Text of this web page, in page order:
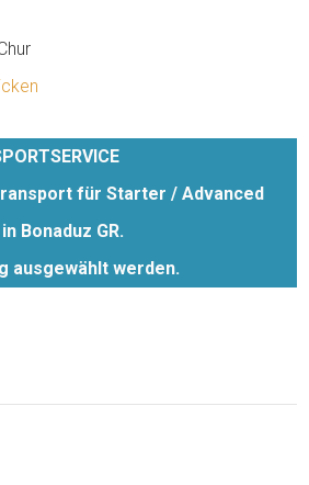
für Starter / Advanced
Bonaduz GR.
ausgewählt werden.